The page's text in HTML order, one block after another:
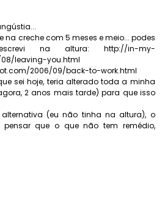
na creche com 5 meses e meio... podes
na altura: http://in-my-
leaving-you.html
2006/09/back-to-work.html
sei hoje, teria alterado toda a minha
2 anos mais tarde) para que isso
(eu não tinha na altura), o
que o que não tem remédio,